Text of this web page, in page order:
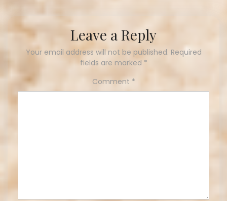
Leave a Reply
Your email address will not be published. Required
fields are marked *
Comment *